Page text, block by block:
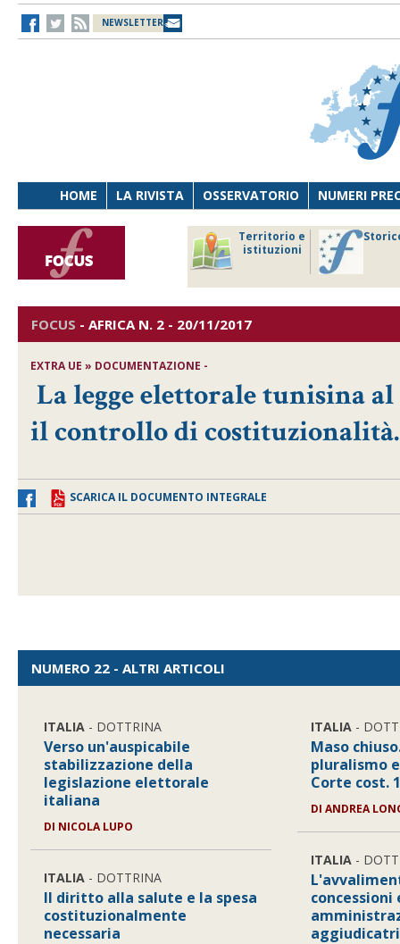
NEWSLETTER
HOME LA RIVISTA OSSERVATORIO NUMERI
Territorio e
istituzioni
FOCUS - AFRICAN. 2 - 20/11/2017
EXTRA UE » DOCUMENTAZIONE -
La legge elettorale tunisina
il controllo di costituzionalità.
SCARICA IL DOCUMENTO INTEGRALE
NUMERO 22 - ALTRI ARTICOLI
ITALIA - DOTTRINA
Verso un'auspicabile
stabilizzazione della
legislazione elettorale
italiana
DI NICOLA LUPO
ITALIA - DOTTRINA
Il diritto alla salute e la spesa
costituzionalmente
necessaria
ITALIA -
Maso
pluralismo
Corte cost.
DIANDREA
ITALIA -
concessioni